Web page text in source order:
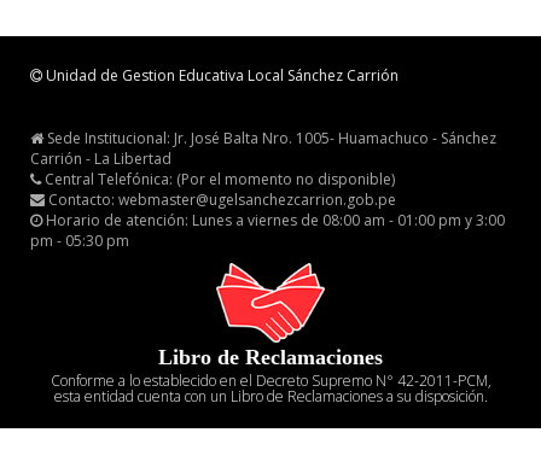
Unidad de Gestion Educativa Local Sánchez Carrión
Sede Institucional: Jr. José Balta Nro. 1005- Huamachuco - Sánchez
Carrión - La Libertad
Central Telefónica: (Por el momento no disponible)
Contacto: webmaster@ugelsanchezcarrion.gob.pe
Horario de atención: Lunes a viernes de 08:00 am - 01:00 pm y 3:00
pm - 05:30 pm
Libro de Reclamaciones
Conforme a lo establecido en el Decreto Supremo N° 42-2011-PCM,
esta entidad cuenta con un Libro de Reclamaciones a su disposición.